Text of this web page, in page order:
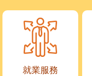
就業服務